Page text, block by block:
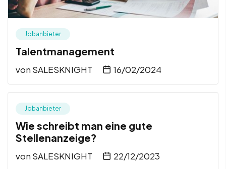
Jobanbieter
Talentmanagement
von SALESKNIGHT 16/02/2024
Jobanbieter
Wie schreibt man eine gute
Stellenanzeige?
von SALESKNIGHT 22/12/2023